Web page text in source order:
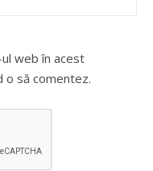
web în acest
o să comentez.